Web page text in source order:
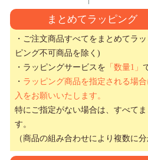
まとめてラッピング
・ご注文商品すべてをまとめてラ
ピング不可商品を除く)
・ラッピングサービスを 「数量1」
・ ラッピング商品を指定される場
入をお願いいたします。
特にご指定がない場合は、すべて
す。
（商品の組み合わせにより複数に